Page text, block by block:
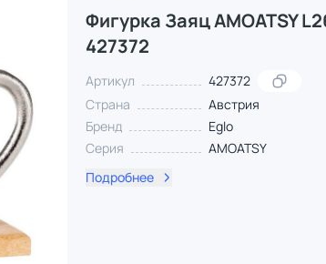
Фигурка Заяц AMOATSY
427372
Артикул
427372
Страна
Австрия
Бренд
Eglo
Серия
AMOATSY
Подробнее